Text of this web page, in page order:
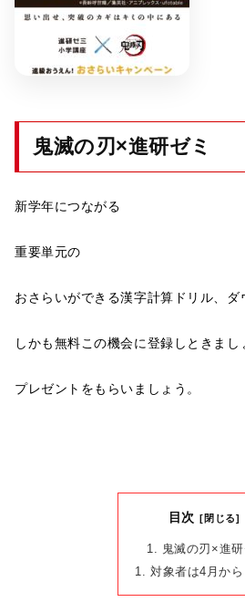
鬼滅の刃×進研ゼミ
新学年につながる
重要単元の
おさらいができる漢字計算ドリル、ダ
しかも無料この機会に登録しときまし
プレゼントをもらいましょう。
目次
鬼滅の刃×進研
対象者は4月から